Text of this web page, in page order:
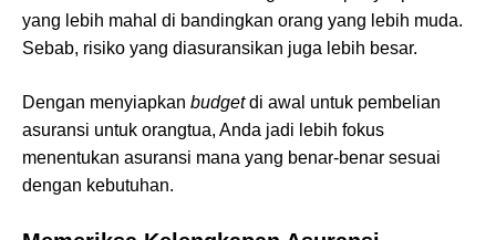
yang lebih mahal di bandingkan orang yang lebih muda.
Sebab, risiko yang diasuransikan juga lebih besar.
Dengan menyiapkan budgetdi awal untuk pembelian
asuransi untuk orangtua, Anda jadi lebih fokus
menentukan asuransi mana yang benar-benar sesuai
dengan kebutuhan.